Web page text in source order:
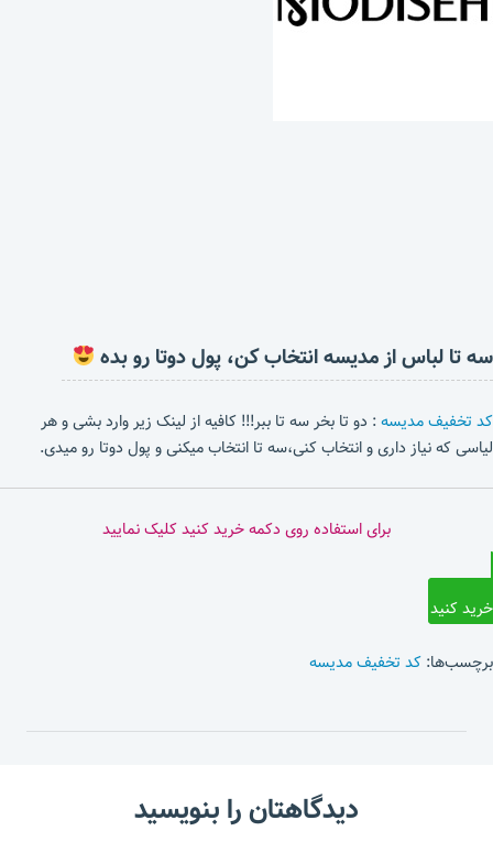
سه تا لباس از مدیسه انتخاب کن، پول دوتا رو بده
کد تخفیف مدیسه: دو تا بخر سه تا ببر!!! کافیه از لینک زیر وارد بشی و هر
لیاسی که نیاز داری و انتخاب کنی،سه تا انتخاب میکنی و پول دوتا رو میدی.
برای استفاده روی دکمه خرید کنید کلیک نمایید
خرید کنید
برچسب‌ها: کد تخفیف مدیسه
دیدگاهتان را بنویسید